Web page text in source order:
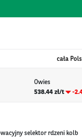
cała
Owies
538.44 zł/t
-
selektor rdzeni kolb